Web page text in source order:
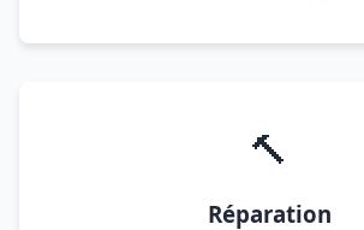
🔨
Réparation